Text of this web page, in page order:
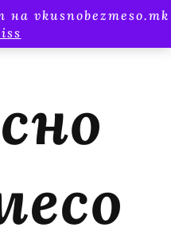
на vkusnobezmeso.mk